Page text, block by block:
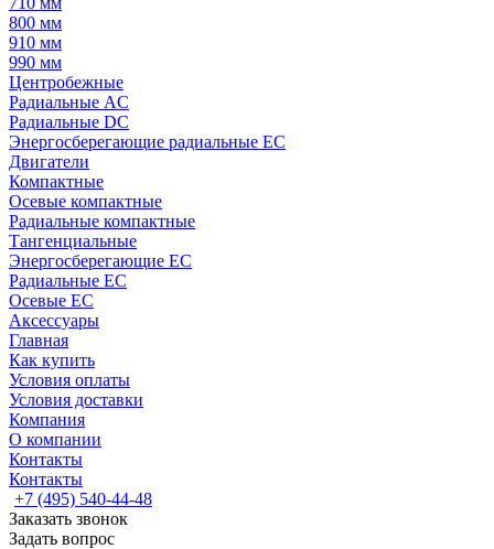
800 мм
910 мм
990 мм
Центробежные
Радиальные AC
Радиальные DC
Энергосберегающие радиальные EC
Двигатели
Компактные
Осевые компактные
Радиальные компактные
Тангенциальные
Энергосберегающие EC
Радиальные EC
Осевые EC
Аксессуары
Главная
Как купить
Условия оплаты
Условия доставки
Компания
О компании
Контакты
Контакты
+7 (495) 540-44-48
Заказать звонок
Задать вопрос